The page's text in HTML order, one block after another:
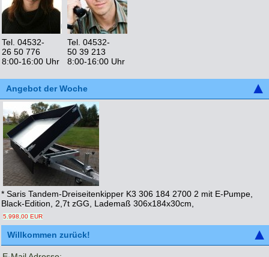
Tel. 04532-
26 50 776
8:00-16:00 Uhr
Tel. 04532-
50 39 213
8:00-16:00 Uhr
Angebot der Woche
* Saris Tandem-Dreiseitenkipper K3 306 184 2700 2 mit E-Pumpe,
Black-Edition, 2,7t zGG, Lademaß 306x184x30cm,
5.998,00 EUR
Willkommen zurück!